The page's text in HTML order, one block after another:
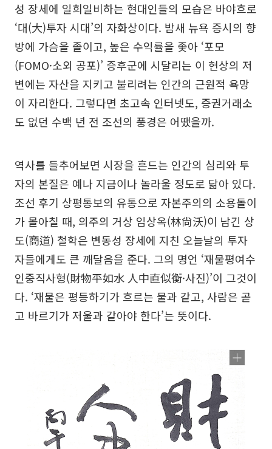
성 장세에 일희일비하는 현대인들의 모습은 바야흐로
‘대(大)투자 시대’의 자화상이다. 밤새 뉴욕 증시의 향
방에 가슴을 졸이고, 높은 수익률을 좇아 ‘포모
(FOMO·소외 공포)’ 증후군에 시달리는 이 현상의 저
변에는 자산을 지키고 불리려는 인간의 근원적 욕망
이 자리한다. 그렇다면 초고속 인터넷도, 증권거래소
도 없던 수백 년 전 조선의 풍경은 어땠을까.
역사를 들추어보면 시장을 흔드는 인간의 심리와 투
자의 본질은 예나 지금이나 놀라울 정도로 닮아 있다.
조선 후기 상평통보의 유통으로 자본주의의 소용돌이
가 몰아칠 때, 의주의 거상 임상옥(林尙沃)이 남긴 상
도(商道) 철학은 변동성 장세에 지친 오늘날의 투자
자들에게도 큰 깨달음을 준다. 그의 명언 ‘재물평여수
인중직사형(財物平如水 人中直似衡·사진)’이 그것이
다. ‘재물은 평등하기가 흐르는 물과 같고, 사람은 곧
고 바르기가 저울과 같아야 한다’는 뜻이다.